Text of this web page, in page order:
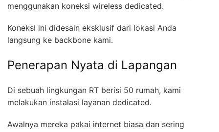
menggunakan koneksi wireless dedicated.
Koneksi ini didesain eksklusif dari lokasi Anda
langsung ke backbone kami.
Penerapan Nyata di Lapangan
Di sebuah lingkungan RT berisi 50 rumah, kami
melakukan instalasi layanan dedicated.
Awalnya mereka pakai internet biasa dan sering